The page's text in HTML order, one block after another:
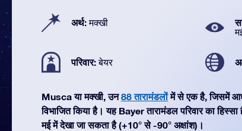
अर्थ:मक्खी
परिवार:बेयर
Musca या मक्खी, उन88 तारामंडलोंमें से एक है, जिसमें
विभाजित किया है। यह Bayer तारामंडल परिवार का
मई में देखा जा सकता है (+10° से -90° अक्षांश)।